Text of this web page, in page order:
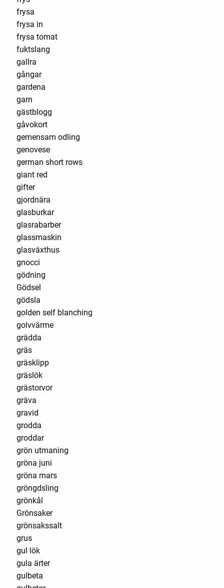
frysa
frysa in
frysa tomat
fuktslang
gallra
gångar
gardena
garn
gästblogg
gåvokort
gemensam odling
genovese
german short rows
giant red
gifter
gjordnära
glasburkar
glasrabarber
glassmaskin
glasväxthus
gnocci
gödning
Gödsel
gödsla
golden self blanching
golvvärme
grädda
gräs
gräsklipp
gräslök
grästorvor
gräva
gravid
grodda
groddar
grön utmaning
gröna juni
gröna mars
gröngdsling
grönkål
Grönsaker
grönsakssalt
grus
gul lök
gula ärter
gulbeta